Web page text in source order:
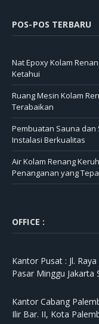
POS-POS TERBARU
Nat Epoxy Kolam
Ketahui
Ruang Mesin Kolam
Terabaikan
Pembuatan Sauna
Instalasi Berkualitas
Air Kolam Renang
Penanganan yang
OFFICE :
Kantor Pusat : Jl.
Pasar Minggu Jakarta
Kantor Cabang
Ilir Bar. II, Kota